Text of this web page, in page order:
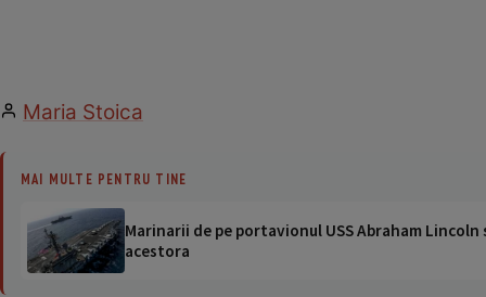
Maria Stoica
MAI MULTE PENTRU TINE
Marinarii de pe portavionul USS Abraham
acestora